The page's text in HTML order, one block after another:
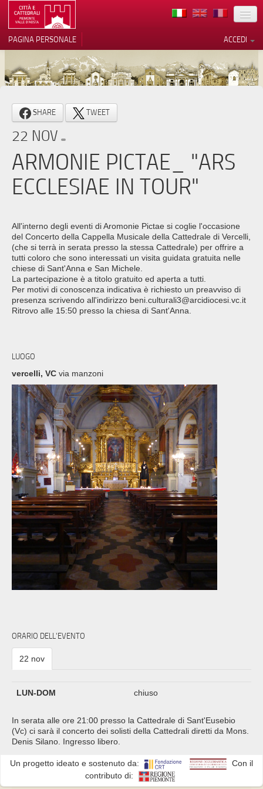
TERRITORIO
ARCHITETTURE
MUSEI
ITINERARI
EVENTI
CONTATTI
PRESS
ACCEDI
PAGINA PERSONALE
SHARE TWEET
22 NOV
ARMONIE PICTAE_ "ARS
ECCLESIAE IN TOUR"
All'interno degli eventi di Aromonie Pictae si coglie l'occasione
del Concerto della Cappella Musicale della Cattedrale di Vercelli,
(che si terrà in serata presso la stessa Cattedrale) per offrire a
tutti coloro che sono interessati un visita guidata gratuita nelle
chiese di Sant'Anna e San Michele.
La partecipazione è a titolo gratuito ed aperta a tutti.
Per motivi di conoscenza indicativa è richiesto un preavviso di
presenza scrivendo all'indirizzo beni.culturali3@arcidiocesi.vc.it
Ritrovo alle 15:50 presso la chiesa di Sant'Anna.
LUOGO
vercelli, VC via manzoni
ORARIO DELL'EVENTO
22 nov
LUN-DOM chiuso
In serata alle ore 21:00 presso la Cattedrale di Sant'Eusebio
(Vc) ci sarà il concerto dei solisti della Cattedrali diretti da Mons.
Denis Silano. Ingresso libero.
Un progetto ideato e sostenuto da:
Con il
contributo di:
Informativa sulla raccolta
Le tue preferenze relative alla